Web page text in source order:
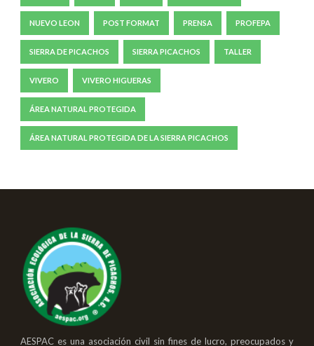
NUEVO LEON POST FORMAT PRENSA PROFEPA
SIERRA DE PICACHOS SIERRA PICACHOS TALLER
VIVERO VIVERO HIGUERAS
ÁREA NATURAL PROTEGIDA
ÁREA NATURAL PROTEGIDA DE LA SIERRA PICACHOS
AESPAC es una asociación civil sin fines de lucro, preocupados y